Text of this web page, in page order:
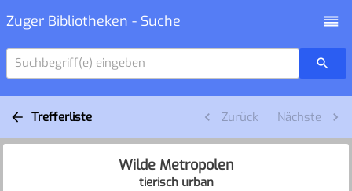
Zuger Bibliotheken - Suche
Suchbegriff(e) eingeben
Trefferliste Zurück Nächste
Wilde Metropolen
tierisch urban